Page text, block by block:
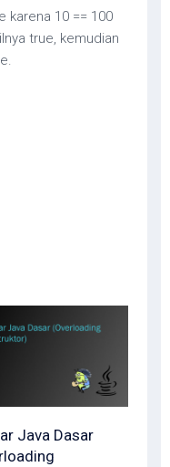
karena 10 == 100
true, kemudian
Java Dasar